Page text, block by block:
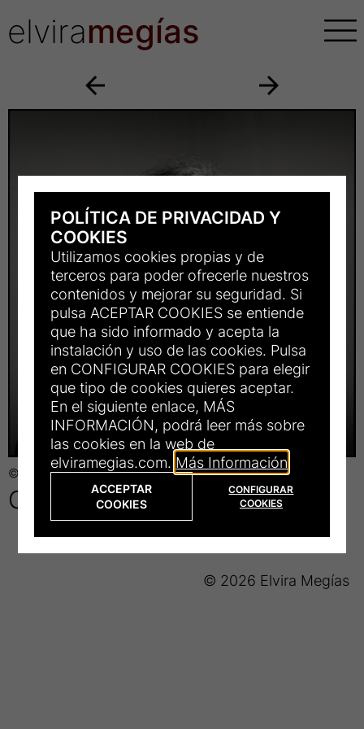
elviramegías
Título
de
Cara 7
© Elvira Megías
© 2026 Elvira Megías
POLÍTICA DE PRIVACIDAD Y
COOKIES
Utilizamos cookies propias y de
terceros para poder ofrecerle nuestros
contenidos y mejorar su seguridad. Si
pulsa ACEPTAR COOKIES se entiende
que ha sido informado y acepta la
instalación y uso de las cookies. Pulsa
en CONFIGURAR COOKIES para elegir
que tipo de cookies quieres aceptar.
En el siguiente enlace, MÁS
INFORMACIÓN, podrá leer más sobre
las cookies en la web de
elviramegias.com. Más Información
ACCEPTAR
COOKIES
CONFIGURAR
COOKIES